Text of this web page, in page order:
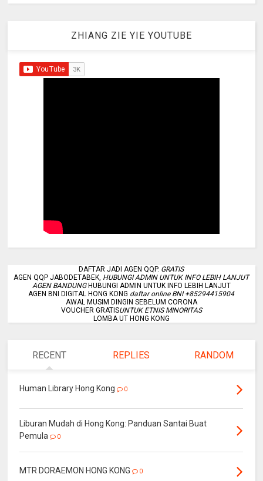
ZHIANG ZIE YIE YOUTUBE
DAFTAR JADI AGEN QQP. GRATIS
AGEN QQP JABODETABEK, HUBUNGI ADMIN UNTUK INFO LEBIH LANJUT
AGEN BANDUNGHUBUNGI ADMIN UNTUK INFO LEBIH LANJUT
AGEN BNI DIGITAL HONG KONG daftar online BNI +85294415904
AWAL MUSIM DINGIN SEBELUM CORONA
VOUCHER GRATISUNTUK ETNIS MINORITAS
LOMBA UT HONG KONG
RECENT REPLIES RANDOM
Human Library Hong Kong 0
Liburan Mudah di Hong Kong: Panduan Santai Buat
Pemula
0
MTR DORAEMON HONG KONG 0